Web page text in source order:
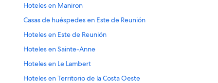
Hoteles en Maniron
Casas de huéspedes en Este de Reunión
Hoteles en Este de Reunión
Hoteles en Sainte-Anne
Hoteles en Le Lambert
Hoteles en Territorio de la Costa Oeste